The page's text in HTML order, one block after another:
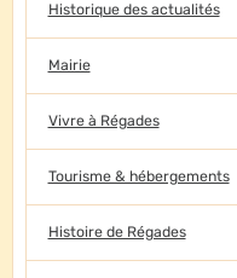
Historique des actualités
Mairie
Vivre à Régades
Tourisme & hébergements
Histoire de Régades